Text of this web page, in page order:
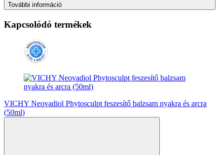
További információ
Kapcsolódó termékek
VICHY Neovadiol Phytosculpt feszesítő balzsam nyakra és arcra
(50ml)